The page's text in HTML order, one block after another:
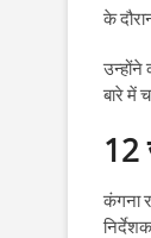
के
उन्होंने
बारे में
12
कंगना